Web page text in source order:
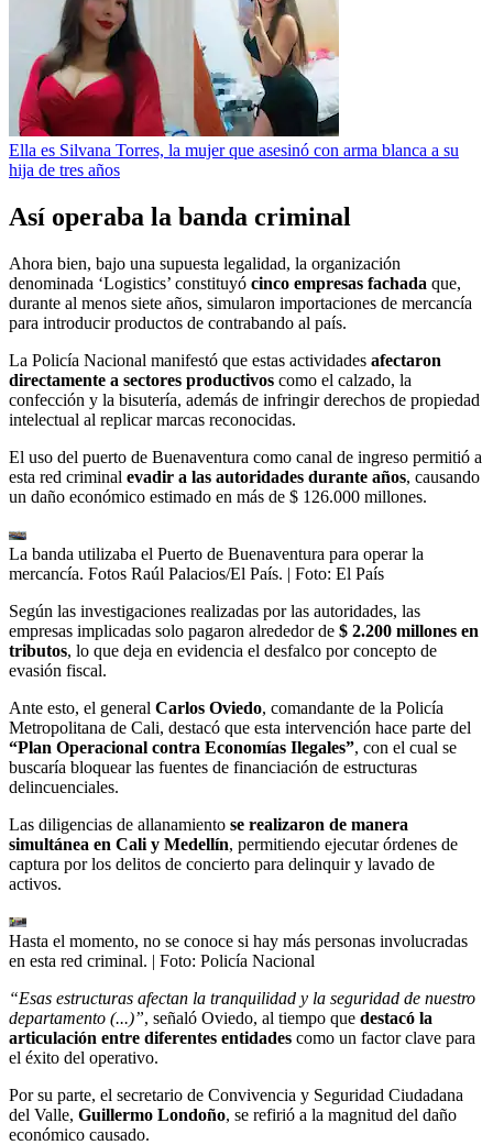
Ella es Silvana Torres, la mujer que asesinó con arma blanca a su
hija de tres años
Así operaba la banda criminal
Ahora bien, bajo una supuesta legalidad, la organización
denominada ‘Logistics’ constituyó cinco empresas fachada que,
durante al menos siete años, simularon importaciones de mercancía
para introducir productos de contrabando al país.
La Policía Nacional manifestó que estas actividades afectaron
directamente a sectores productivos como el calzado, la
confección y la bisutería, además de infringir derechos de propiedad
intelectual al replicar marcas reconocidas.
El uso del puerto de Buenaventura como canal de ingreso permitió a
esta red criminal evadir a las autoridades durante años, causando
un daño económico estimado en más de $ 126.000 millones.
La banda utilizaba el Puerto de Buenaventura para operar la
mercancía. Fotos Raúl Palacios/El País. | Foto: El País
Según las investigaciones realizadas por las autoridades, las
empresas implicadas solo pagaron alrededor de $ 2.200 millones en
tributos, lo que deja en evidencia el desfalco por concepto de
evasión fiscal.
Ante esto, el general Carlos Oviedo, comandante de la Policía
Metropolitana de Cali, destacó que esta intervención hace parte del
“Plan Operacional contra Economías Ilegales”, con el cual se
buscaría bloquear las fuentes de financiación de estructuras
delincuenciales.
Las diligencias de allanamiento se realizaron de manera
simultánea en Cali y Medellín, permitiendo ejecutar órdenes de
captura por los delitos de concierto para delinquir y lavado de
activos.
Hasta el momento, no se conoce si hay más personas involucradas
en esta red criminal. | Foto: Policía Nacional
“Esas estructuras afectan la tranquilidad y la seguridad de nuestro
departamento (...)”, señaló Oviedo, al tiempo que destacó la
articulación entre diferentes entidades como un factor clave para
el éxito del operativo.
Por su parte, el secretario de Convivencia y Seguridad Ciudadana
del Valle, Guillermo Londoño, se refirió a la magnitud del daño
económico causado.